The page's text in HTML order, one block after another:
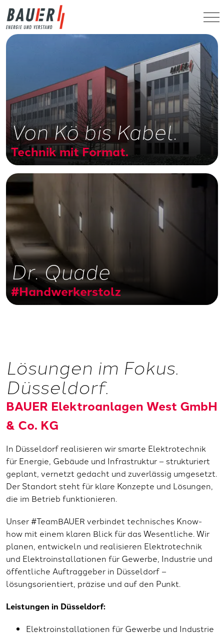
Von Kö bis Kabel.
Technik mit Format.
Dr. Quade
#Handwerkerstolz
Lösungen im Fokus.
Düsseldorf.
BAUER Elektroanlagen West GmbH
& Co. KG
In Düsseldorf realisieren wir smarte Elektrotechnik
für Energie, Gebäude und Infrastruktur – strukturiert
geplant, vernetzt gedacht und zuverlässig umgesetzt.
Der Standort steht für klare Konzepte und Lösungen,
die im Betrieb funktionieren.
Unser #TeamBAUER verbindet technisches Know-
how mit einem klaren Blick für das Wesentliche. Wir
planen, entwickeln und realisieren Elektrotechnik
und Elektroinstallationen für Gewerbe, Industrie und
öffentliche Auftraggeber in Düsseldorf –
lösungsorientiert, präzise und auf den Punkt.
Leistungen in Düsseldorf:
Elektroinstallationen für Gewerbe und Industrie